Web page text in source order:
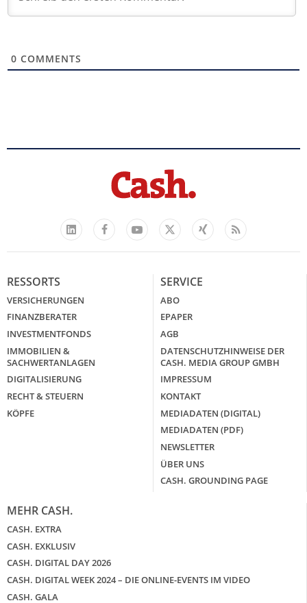
0 COMMENTS
LinkedIn
FacebookYouTube
X
Xing Feed
RESSORTS
VERSICHERUNGEN
FINANZBERATER
INVESTMENTFONDS
IMMOBILIEN &
SACHWERTANLAGEN
DIGITALISIERUNG
RECHT & STEUERN
KÖPFE
SERVICE
ABO
EPAPER
AGB
DATENSCHUTZHINWEISE DER
CASH. MEDIA GROUP GMBH
IMPRESSUM
KONTAKT
MEDIADATEN (DIGITAL)
MEDIADATEN (PDF)
NEWSLETTER
ÜBER UNS
CASH. GROUNDING PAGE
MEHR CASH.
CASH. EXTRA
CASH. EXKLUSIV
CASH. DIGITAL DAY 2026
CASH. DIGITAL WEEK 2024 – DIE ONLINE-EVENTS IM VIDEO
CASH. GALA